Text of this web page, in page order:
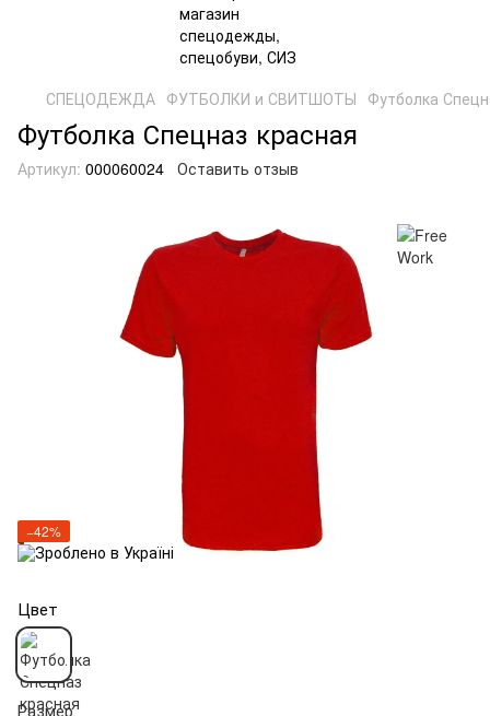
СПЕЦОДЕЖДА ФУТБОЛКИ и СВИТШОТЫ Футболка
Футболка Спецназ красная
Артикул: 000060024 Оставить отзыв
−42%
Цвет
Размер